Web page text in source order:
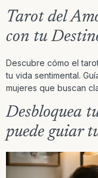
Tarot del
con tu
Descubre cómo el
tu vida sentimental.
mujeres que buscan
Desbloquea
puede guiar